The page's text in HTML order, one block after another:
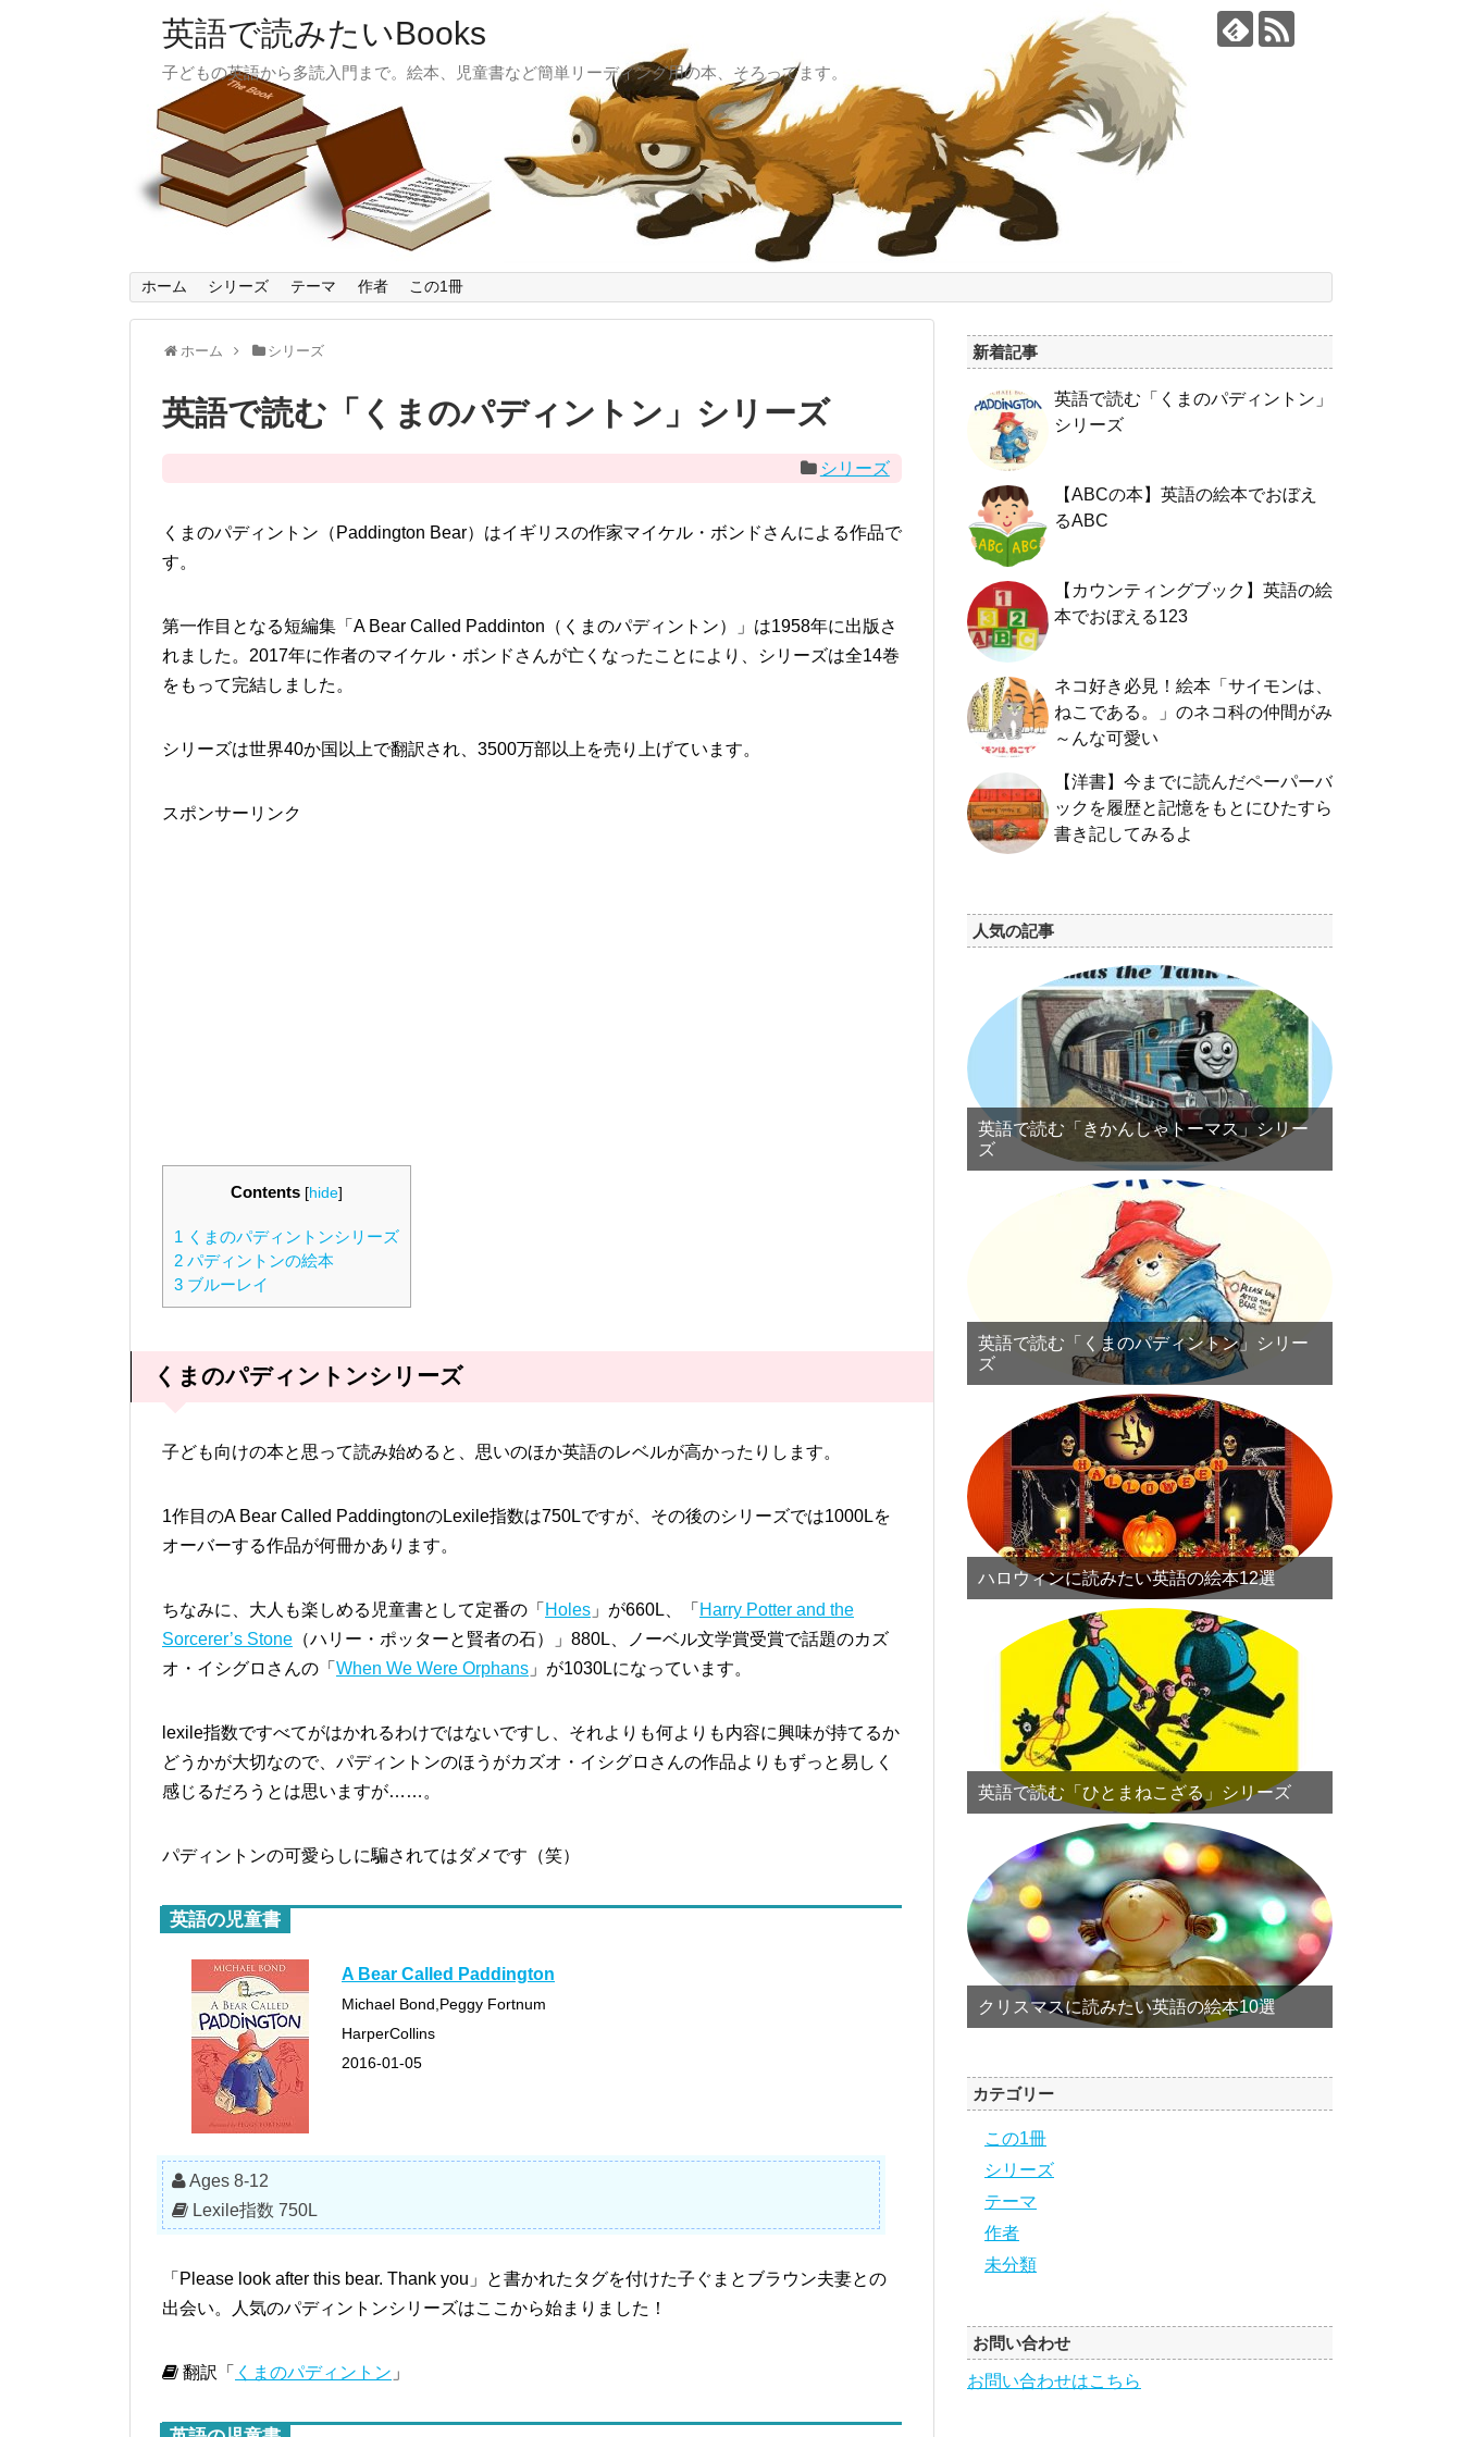
英語で読みたいBooks
子どもの英語から多読入門まで。絵本、児童書など簡単リーディング用の本、そろってます。
ホーム シリーズ テーマ 作者 この1冊
ホーム シリーズ
英語で読む「くまのパディントン」シリーズ
シリーズ
くまのパディントン（Paddington Bear）はイギリスの作家マイケル・ボンドさんによる作品で
す。
第一作目となる短編集「A Bear Called Paddinton（くまのパディントン）」は1958年に出版さ
れました。2017年に作者のマイケル・ボンドさんが亡くなったことにより、シリーズは全14巻
をもって完結しました。
シリーズは世界40か国以上で翻訳され、3500万部以上を売り上げています。
スポンサーリンク
Contents [hide]
1 くまのパディントンシリーズ
2 パディントンの絵本
3 ブルーレイ
くまのパディントンシリーズ
子ども向けの本と思って読み始めると、思いのほか英語のレベルが高かったりします。
1作目のA Bear Called PaddingtonのLexile指数は750Lですが、その後のシリーズでは1000Lを
オーバーする作品が何冊かあります。
ちなみに、大人も楽しめる児童書として定番の「 Holes 」が660L、「 Harry Potter and the
Sorcerer’s Stone （ハリー・ポッターと賢者の石）」880L、ノーベル文学賞受賞で話題のカズ
オ・イシグロさんの「 When We Were Orphans 」が1030Lになっています。
lexile指数ですべてがはかれるわけではないですし、それよりも何よりも内容に興味が持てるか
どうかが大切なので、パディントンのほうがカズオ・イシグロさんの作品よりもずっと易しく
感じるだろうとは思いますが……。
パディントンの可愛らしに騙されてはダメです（笑）
英語の児童書
A Bear Called Paddington
Michael Bond,Peggy Fortnum
HarperCollins
2016-01-05
Ages 8-12
Lexile指数 750L
「Please look after this bear. Thank you」と書かれたタグを付けた子ぐまとブラウン夫妻との
出会い。人気のパディントンシリーズはここから始まりました！
翻訳「 くまのパディントン 」
新着記事
英語で読む「くまのパディントン」
シリーズ
【ABCの本】英語の絵本でおぼえ
るABC
【カウンティングブック】英語の絵
本でおぼえる123
ネコ好き必見！絵本「サイモンは、
ねこである。」のネコ科の仲間がみ
～んな可愛い
【洋書】今までに読んだペーパーバ
ックを履歴と記憶をもとにひたすら
書き記してみるよ
人気の記事
英語で読む「きかんしゃトーマス」シリー
ズ
英語で読む「くまのパディントン」シリー
ズ
ハロウィンに読みたい英語の絵本12選
英語で読む「ひとまねこざる」シリーズ
クリスマスに読みたい英語の絵本10選
カテゴリー
この1冊
シリーズ
テーマ
作者
未分類
お問い合わせ
お問い合わせはこちら